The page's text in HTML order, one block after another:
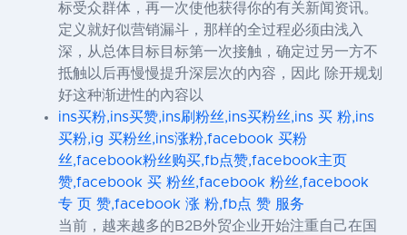
标受众群体，再一次使他获得你的有关新闻资讯。
定义就好似营销漏斗，那样的全过程必须由浅入
深，从总体目标目标第一次接触，确定过另一方不
抵触以后再慢慢提升深层次的內容，因此 除开规划
好这种渐进性的內容以
ins买粉,ins买赞,ins刷粉丝,ins买粉丝,ins 买 粉,ins
买粉,ig 买粉丝,ins涨粉,facebook 买粉
丝,facebook粉丝购买,fb点赞,facebook主页
赞,facebook 买 粉丝,facebook 粉丝,facebook
专 页 赞,facebook 涨 粉,fb点 赞 服务
当前，越来越多的B2B外贸企业开始注重自己在国